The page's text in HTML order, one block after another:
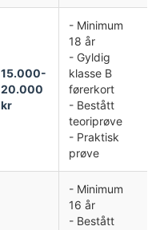
15.000-
20.000
kr
- Minimum
18 år
- Gyldig
klasse B
førerkort
- Bestått
teoriprøve
- Praktisk
prøve
- Minimum
16 år
- Bestått